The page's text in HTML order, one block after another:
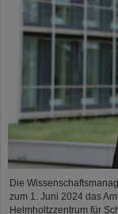
Die
zum 1. Juni 2024 das
Helmholtzzentrum für